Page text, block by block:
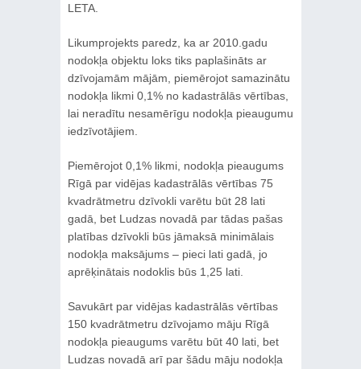
LETA.
Likumprojekts paredz, ka ar 2010.gadu
nodokļa objektu loks tiks paplašināts ar
dzīvojamām mājām, piemērojot samazinātu
nodokļa likmi 0,1% no kadastrālās vērtības,
lai neradītu nesamērīgu nodokļa pieaugumu
iedzīvotājiem.
Piemērojot 0,1% likmi, nodokļa pieaugums
Rīgā par vidējas kadastrālās vērtības 75
kvadrātmetru dzīvokli varētu būt 28 lati
gadā, bet Ludzas novadā par tādas pašas
platības dzīvokli būs jāmaksā minimālais
nodokļa maksājums – pieci lati gadā, jo
aprēķinātais nodoklis būs 1,25 lati.
Savukārt par vidējas kadastrālās vērtības
150 kvadrātmetru dzīvojamo māju Rīgā
nodokļa pieaugums varētu būt 40 lati, bet
Ludzas novadā arī par šādu māju nodokļa